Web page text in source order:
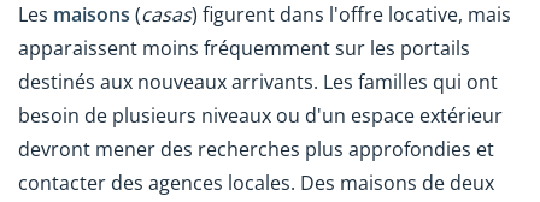
Les maisons (casas) figurent dans l'offre locative, mais
apparaissent moins fréquemment sur les portails
destinés aux nouveaux arrivants. Les familles qui ont
besoin de plusieurs niveaux ou d'un espace extérieur
devront mener des recherches plus approfondies et
contacter des agences locales. Des maisons de deux